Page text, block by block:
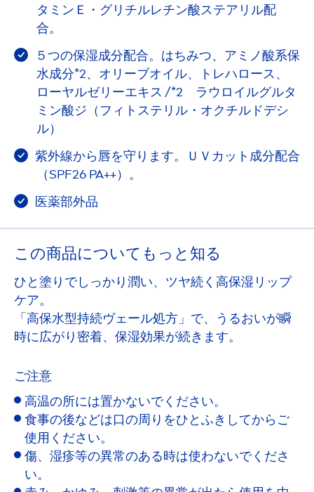
タミンＥ・グリチルレチン酸ステアリル配
合。
５つの保湿成分配合。はちみつ、アミノ酸系保
水成分*2、オリーブオイル、トレハロース、
ローヤルゼリーエキス /*2 ラウロイルグルタ
ミン酸ジ（フィトステリル・オクチルドデシ
ル）
紫外線から唇を守ります。ＵＶカット成分配合
（SPF26 PA++）。
医薬部外品
この商品についてもっと知る
ひと塗りでしっかり潤い、ツヤ続く高保湿リップ
ケア。
「高保水型持続ヴェール処方」で、うるおいが瞬
時に広がり密着、保湿効果が続きます。
ご注意
高温の所には置かないでください。
食事の後などは口の周りをひとふきしてからご
使用ください。
傷、湿疹等の異常のある時は使わないでくださ
い。